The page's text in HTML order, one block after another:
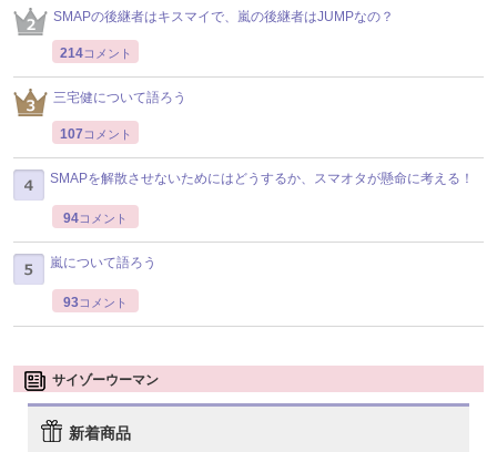
SMAPの後継者はキスマイで、嵐の後継者はJUMPなの？
214コメント
三宅健について語ろう
107 コメント
SMAPを解散させないためにはどうするか、スマオタが懸命に考える！
94コメント
嵐について語ろう
93コメント
サイゾーウーマン
新着商品